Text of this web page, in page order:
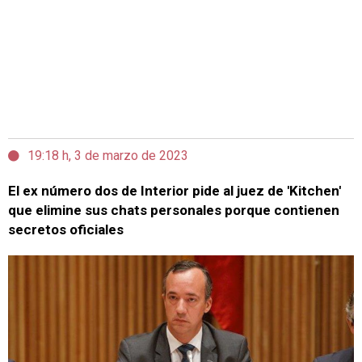
19:18 h, 3 de marzo de 2023
El ex número dos de Interior pide al juez de 'Kitchen'
que elimine sus chats personales porque contienen
secretos oficiales